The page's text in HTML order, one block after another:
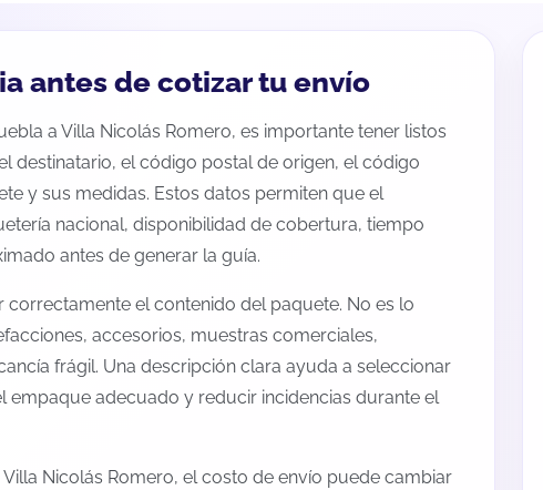
antes de cotizar tu envío
a Villa Nicolás Romero, es importante tener listos
destinatario, el código postal de origen, el código
y sus medidas. Estos datos permiten que el
nacional, disponibilidad de cobertura, tiempo
antes de generar la guía.
el contenido del paquete. No es lo
accesorios, muestras comerciales,
frágil. Una descripción clara ayuda a seleccionar
empaque adecuado y reducir incidencias durante el
Nicolás Romero, el costo de envío puede cambiar